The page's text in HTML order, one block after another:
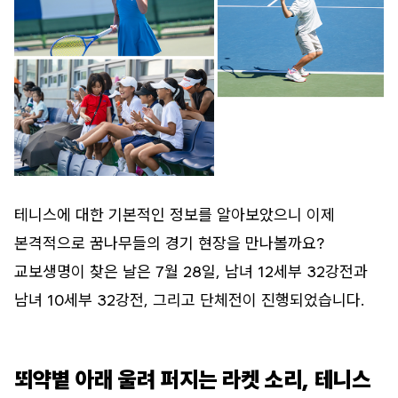
테니스에 대한 기본적인 정보를 알아보았으니 이제
본격적으로 꿈나무들의 경기 현장을 만나볼까요?
교보생명이 찾은 날은 7월 28일, 남녀 12세부 32강전과
남녀 10세부 32강전, 그리고 단체전이 진행되었습니다.
뙤약볕 아래 울려 퍼지는 라켓 소리, 테니스